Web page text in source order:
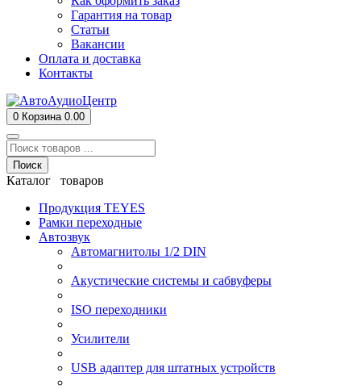
Гарантия на товар
Статьи
Вакансии
Оплата и доставка
Контакты
0 Корзина 0.00
Поиск
Каталог товаров
Продукция TEYES
Рамки переходные
Автозвук
Автомагнитолы 1/2 DIN
Акустические системы и сабвуферы
ISO переходники
Усилители
USB адаптер для штатных устройств